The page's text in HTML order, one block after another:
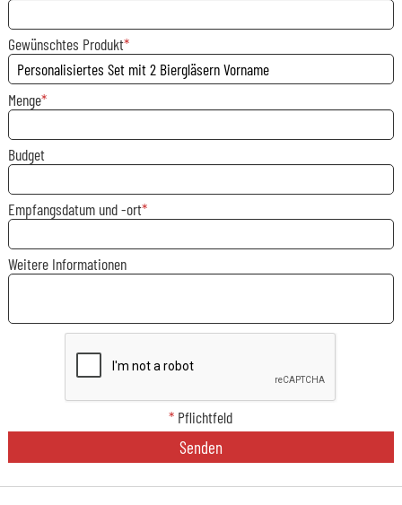
Gewünschtes Produkt
Menge
Budget
Empfangsdatum und -ort
Weitere Informationen
* Pflichtfeld
Senden